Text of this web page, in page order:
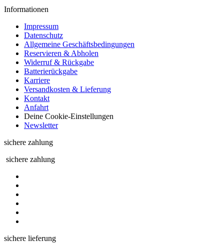
Informationen
Impressum
Datenschutz
Allgemeine Geschäftsbedingungen
Reservieren & Abholen
Widerruf & Rückgabe
Batterierückgabe
Karriere
Versandkosten & Lieferung
Kontakt
Anfahrt
Deine Cookie-Einstellungen
Newsletter
sichere zahlung
sichere zahlung
sichere lieferung